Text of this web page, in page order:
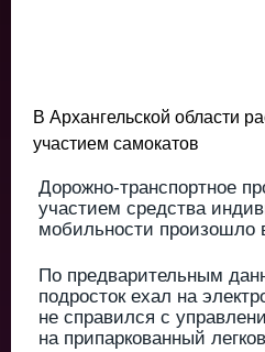
В Архангельской области
участием самокатов
Дорожно-транспортное
участием средства
мобильности произошло
По предварительным
подросток ехал на
не справился с
на припаркованный